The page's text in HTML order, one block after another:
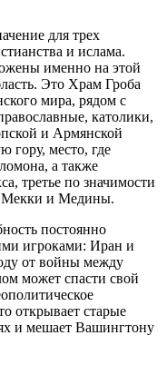
для трех
и ислама.
именно на этой
Это Храм Гроба
мира, рядом с
католики,
и Армянской
гору, место, где
а также
третье по значимости
Мекки и Медины.
постоянно
игроками: Иран и
от войны между
может спасти свой
открывает старые
и мешает Вашингтону